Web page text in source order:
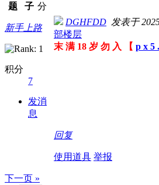
题
子 分
新手上路
积分
7
发消
息
DGHFDD 发表于
部楼层
末 满 18 岁 勿 入 【 p x 5
回复
使用道具 举报
下一页 »